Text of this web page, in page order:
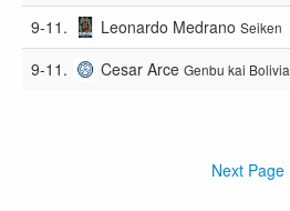
9-11. Leonardo Medrano Seiken
9-11. Cesar Arce Genbu kai Bolivia
Next Page